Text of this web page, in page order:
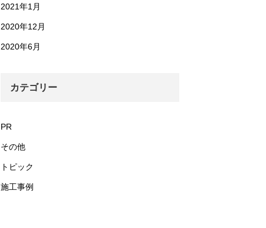
2021年1月
2020年12月
2020年6月
カテゴリー
PR
その他
トピック
施工事例